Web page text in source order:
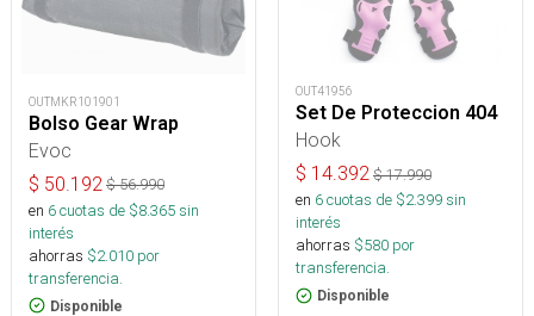
OUTMKR101901
Bolso Gear Wrap
Evoc
$ 50.192 $56.990
en 6cuotas de $8.365sin
interés
ahorras $2.010 por
transferencia.
Disponible
OUT41956
Set De Proteccion 404
Hook
$ 14.392 $17.990
en 6cuotas de $2.399sin
interés
ahorras $580 por
transferencia.
Disponible